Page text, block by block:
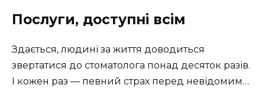
Послуги, доступні всім
Здається, людині за життя доводиться
звертатися до стоматолога понад десяток разів.
І кожен раз — певний страх перед невідомим…